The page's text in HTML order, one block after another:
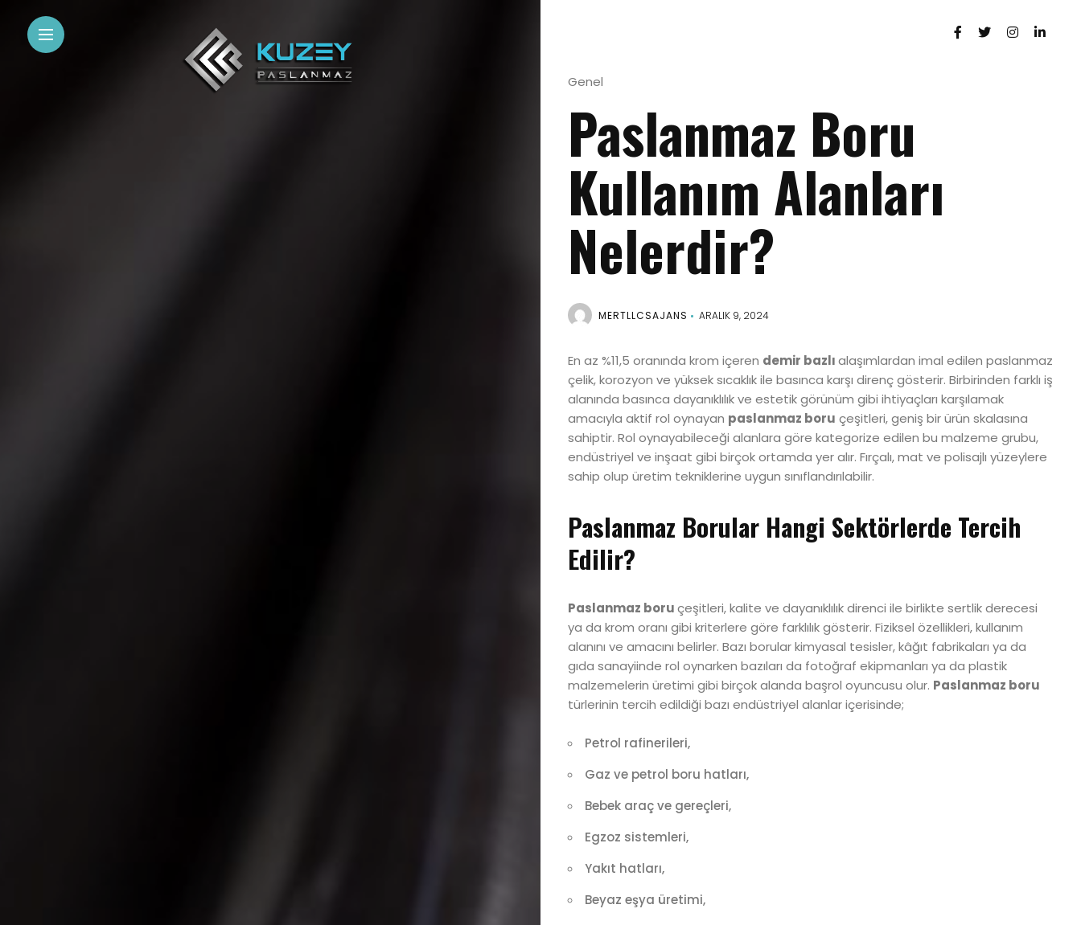
Genel
Paslanmaz Boru
Kullanım Alanları
Nelerdir?
MERTLLCSAJANS ARALIK 9, 2024
En az %11,5 oranında krom içeren demir bazlıalaşımlardan imal edilen paslanmaz
çelik, korozyon ve yüksek sıcaklık ile basınca karşı direnç gösterir. Birbirinden farklı iş
alanında basınca dayanıklılık ve estetik görünüm gibi ihtiyaçları karşılamak
amacıyla aktif rol oynayan paslanmaz boru çeşitleri, geniş bir ürün skalasına
sahiptir. Rol oynayabileceği alanlara göre kategorize edilen bu malzeme grubu,
endüstriyel ve inşaat gibi birçok ortamda yer alır. Fırçalı, mat ve polisajlı yüzeylere
sahip olup üretim tekniklerine uygun sınıflandırılabilir.
Paslanmaz Borular Hangi Sektörlerde Tercih
Edilir?
Paslanmaz boruçeşitleri, kalite ve dayanıklılık direnci ile birlikte sertlik derecesi
ya da krom oranı gibi kriterlere göre farklılık gösterir. Fiziksel özellikleri, kullanım
alanını ve amacını belirler. Bazı borular kimyasal tesisler, kâğıt fabrikaları ya da
gıda sanayiinde rol oynarken bazıları da fotoğraf ekipmanları ya da plastik
malzemelerin üretimi gibi birçok alanda başrol oyuncusu olur. Paslanmaz boru
türlerinin tercih edildiği bazı endüstriyel alanlar içerisinde;
Petrol rafinerileri,
Gaz ve petrol boru hatları,
Bebek araç ve gereçleri,
Egzoz sistemleri,
Yakıt hatları,
Beyaz eşya üretimi,